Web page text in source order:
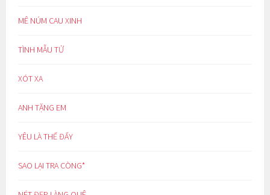
MÊ NÚM CAU XINH
TÌNH MẪU TỬ
XÓT XA
ANH TẶNG EM
YÊU LÀ THẾ ĐẤY
SAO LẠI TRA CÒNG*